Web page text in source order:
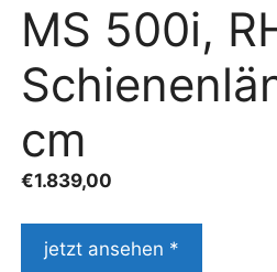
MS 500i,
cm
€1.839,00
jetzt ansehen *